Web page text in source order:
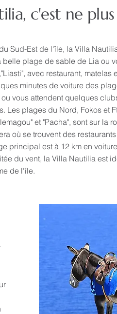
c'est ne
Sud-Est de l'île, la Villa
belle plage de sable de Lia ou
avec restaurant, matelas
minutes de voiture des
vous attendent quelques
Les plages du Nord, Fokos et
et "Pacha", sont sur la
où se trouvent des
principal est à 12 km en
du vent, la Villa Nautilia est
de l'île.